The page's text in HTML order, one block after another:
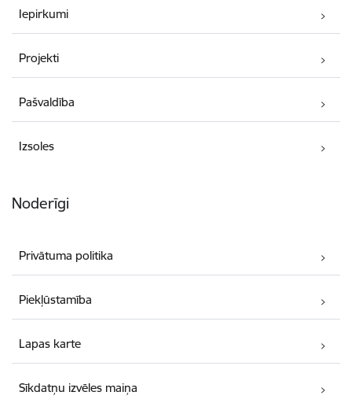
Iepirkumi
Projekti
Pašvaldība
Izsoles
Noderīgi
Privātuma politika
Piekļūstamība
Lapas karte
Sīkdatņu izvēles maiņa